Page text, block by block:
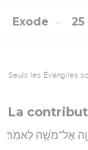
Exode 25
Seuls les Évangiles
La
אֶל־מֹשֶׁ֥ה לֵּאמֹֽר׃